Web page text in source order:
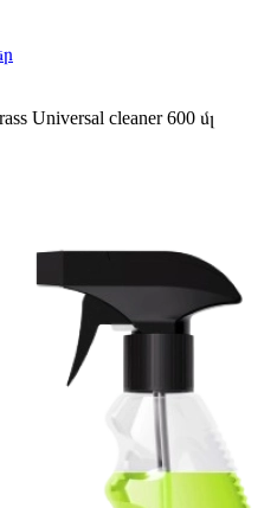
Universal cleaner 600 մլ